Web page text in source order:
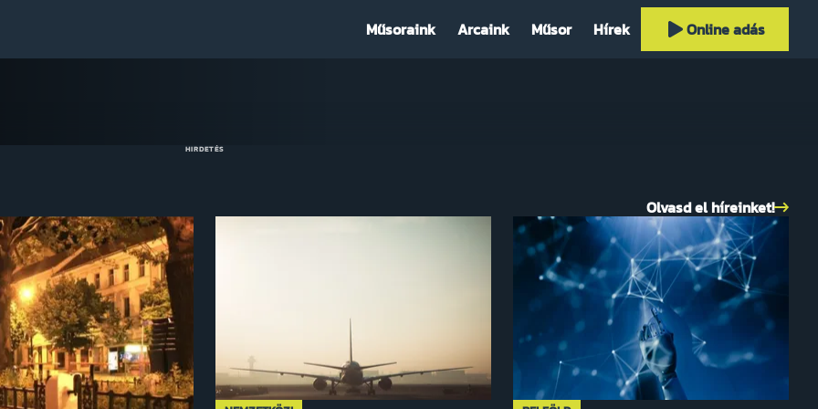
Műsoraink Arcaink Műsor Hírek Online adás
HIRDETÉS
Olvasd el híreinket!